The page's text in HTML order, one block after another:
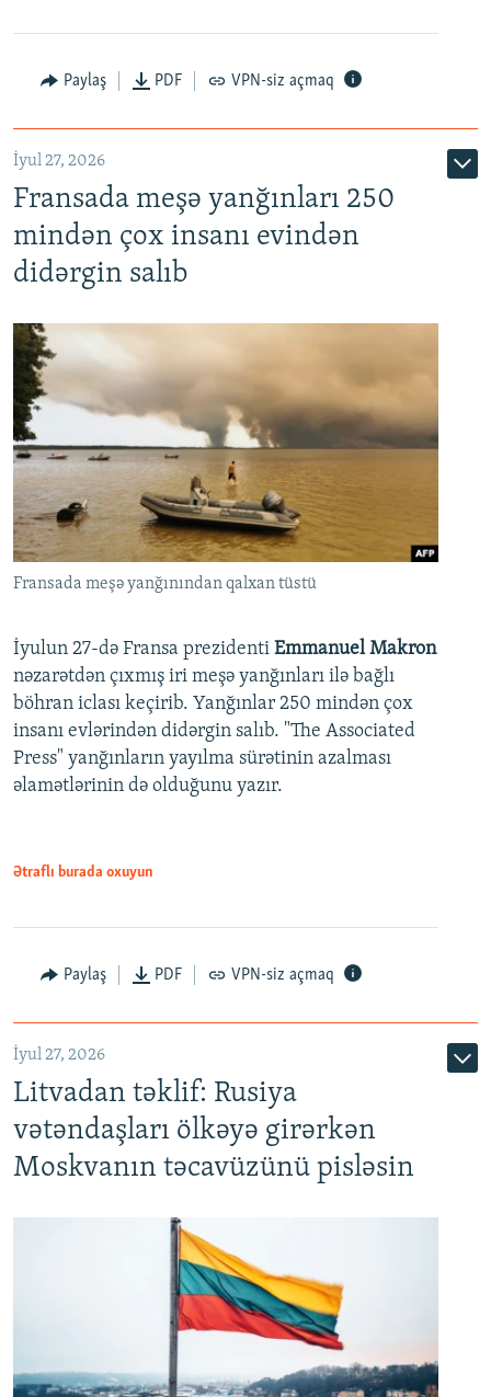
Paylaş PDF VPN-siz açmaq
İyul 27, 2026
Fransada meşə yanğınları 250
mindən çox insanı evindən
didərgin salıb
Fransada meşə yanğınından qalxan tüstü
İyulun 27-də Fransa prezidenti Emmanuel Makron
nəzarətdən çıxmış iri meşə yanğınları ilə bağlı
böhran iclası keçirib. Yanğınlar 250 mindən çox
insanı evlərindən didərgin salıb. "The Associated
Press" yanğınların yayılma sürətinin azalması
əlamətlərinin də olduğunu yazır.
Ətraflı burada oxuyun
Paylaş PDF VPN-siz açmaq
İyul 27, 2026
Litvadan təklif: Rusiya
vətəndaşları ölkəyə girərkən
Moskvanın təcavüzünü pisləsin